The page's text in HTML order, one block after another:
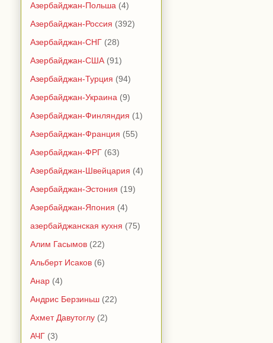
Азербайджан-Польша (4)
Азербайджан-Россия (392)
Азербайджан-СНГ (28)
Азербайджан-США (91)
Азербайджан-Турция (94)
Азербайджан-Украина (9)
Азербайджан-Финляндия (1)
Азербайджан-Франция (55)
Азербайджан-ФРГ (63)
Азербайджан-Швейцария (4)
Азербайджан-Эстония (19)
Азербайджан-Япония (4)
азербайджанская кухня (75)
Алим Гасымов (22)
Альберт Исаков (6)
Анар (4)
Андрис Берзиньш (22)
Ахмет Давутоглу (2)
АЧГ (3)